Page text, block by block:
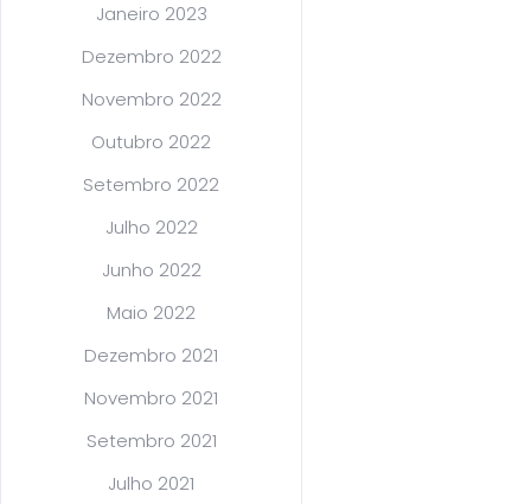
Janeiro 2023
Dezembro 2022
Novembro 2022
Outubro 2022
Setembro 2022
Julho 2022
Junho 2022
Maio 2022
Dezembro 2021
Novembro 2021
Setembro 2021
Julho 2021